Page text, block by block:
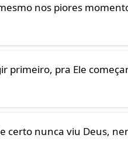
nos piores
primeiro, pra Ele
certo nunca viu Deus,